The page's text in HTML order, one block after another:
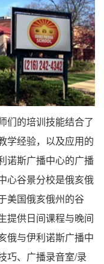
的培训技能结合了
学经验，以及应用的
诺斯广播中心的广播
心谷景分校是俄亥俄
美国俄亥俄州的谷
提供日间课程与晚间
俄与伊利诺斯广播中
巧、广播录音室/录